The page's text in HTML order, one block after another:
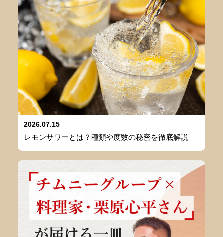
2026.07.15
レモンサワーとは？種類や度数の秘密を徹底解説